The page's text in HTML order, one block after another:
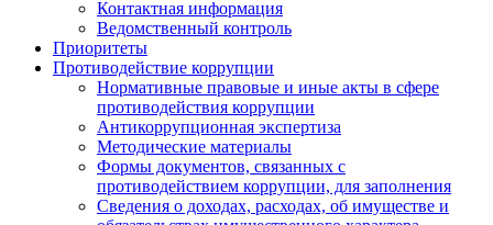
Контактная информация
Ведомственный контроль
Приоритеты
Противодействие коррупции
Нормативные правовые и иные акты в сфере
противодействия коррупции
Антикоррупционная экспертиза
Методические материалы
Формы документов, связанных с
противодействием коррупции, для заполнения
Сведения о доходах, расходах, об имуществе и